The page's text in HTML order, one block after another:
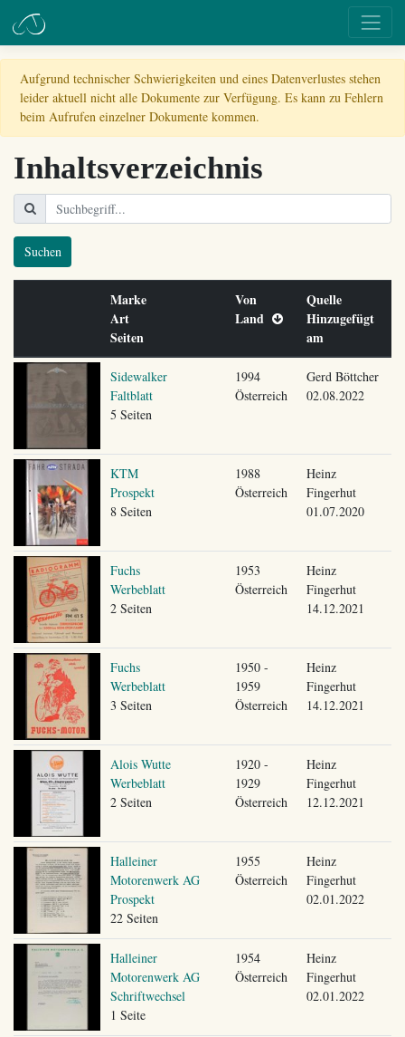
Aufgrund technischer Schwierigkeiten und eines Datenverlustes stehen
leider aktuell nicht alle Dokumente zur Verfügung. Es kann zu Fehlern
beim Aufrufen einzelner Dokumente kommen.
Inhaltsverzeichnis
Suchen
Marke
Art
Seiten
Von
Land
Quelle
Hinzugefügt
am
Sidewalker
Faltblatt
5 Seiten
1994
Österreich
Gerd Böttcher
02.08.2022
KTM
Prospekt
8 Seiten
1988
Österreich
Heinz
Fingerhut
01.07.2020
Fuchs
Werbeblatt
2 Seiten
1953
Österreich
Heinz
Fingerhut
14.12.2021
Fuchs
Werbeblatt
3 Seiten
1950 -
1959
Österreich
Heinz
Fingerhut
14.12.2021
Alois Wutte
Werbeblatt
2 Seiten
1920 -
1929
Österreich
Heinz
Fingerhut
12.12.2021
Halleiner
Motorenwerk AG
Prospekt
22 Seiten
1955
Österreich
Heinz
Fingerhut
02.01.2022
Halleiner
Motorenwerk AG
Schriftwechsel
1 Seite
1954
Österreich
Heinz
Fingerhut
02.01.2022